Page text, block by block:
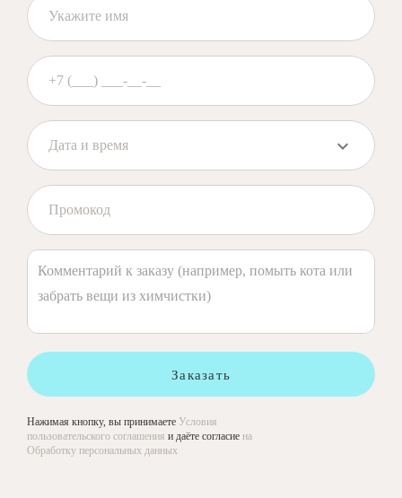
Заказать
Нажимая кнопку, вы принимаете Условия
пользовательского соглашения и даёте согласие на
Обработку персональных данных